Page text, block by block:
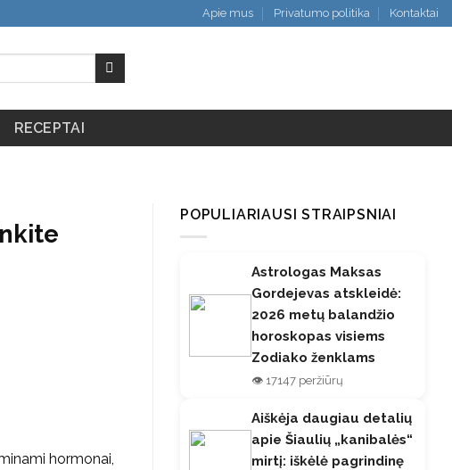
Apie mus Privatumo politika Kontaktai
RECEPTAI
hormonai,
POPULIARIAUSI STRAIPSNIAI
Astrologas Maksas
Gordejevas atskleidė:
2026 metų balandžio
horoskopas visiems
Zodiako ženklams
👁️ 17147 peržiūrų
Aiškėja daugiau detalių
apie Šiaulių „kanibalės“
mirtį: iškėlė pagrindinę